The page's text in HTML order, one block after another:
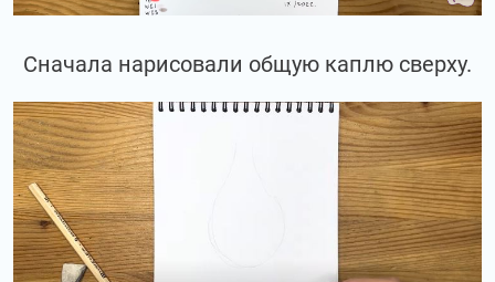
Сначала нарисовали общую каплю сверху.